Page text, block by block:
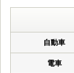
自動車
電車